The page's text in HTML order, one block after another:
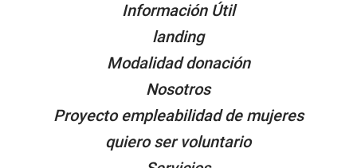
Información Útil
landing
Modalidad donación
Nosotros
Proyecto empleabilidad de mujeres
quiero ser voluntario